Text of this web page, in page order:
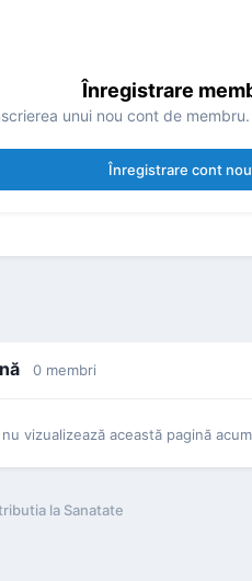
Înregistrare
unui nou cont de
Înregistrare cont nou
0 membri
vizualizează această pagină
la Sanatate